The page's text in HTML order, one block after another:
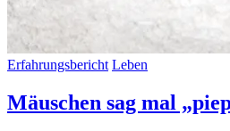
Erfahrungsbericht Leben
Mäuschen sag mal